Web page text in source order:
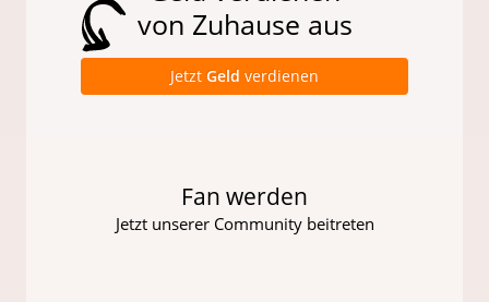
von Zuhause aus
Jetzt Geld verdienen
Fan werden
Jetzt unserer Community beitreten